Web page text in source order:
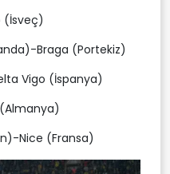
(İsveç)
Braga (Portekiz)
Vigo (İspanya)
Nice (Fransa)